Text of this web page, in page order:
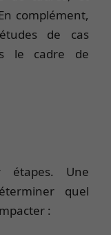
complément,
de cas
le cadre de
étapes. Une
quel
: